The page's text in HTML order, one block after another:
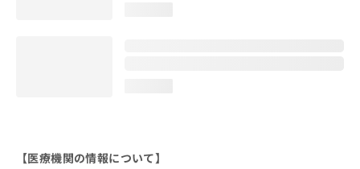
【医療機関の情報について】